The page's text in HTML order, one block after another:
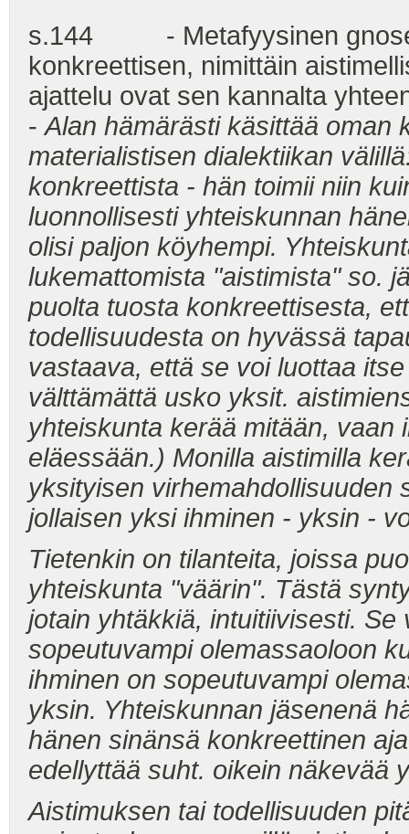
s.144 - Metafyysinen
konkreettisen, nimittäin
ajattelu ovat sen kannalta
-Alan hämärästi käsittää oman
materialistisen dialektiikan
konkreettista - hän toimii niin
luonnollisesti yhteiskunnan
olisi paljon köyhempi.
lukemattomista "aistimista" so.
puolta tuosta konkreettisesta,
todellisuudesta on hyvässä
vastaava, että se voi luottaa
välttämättä usko yksit.
yhteiskunta kerää mitään, vaan
eläessään.) Monilla aistimilla
yksityisen virhemahdollisuuden
jollaisen yksi ihminen - yksin -
Tietenkin on tilanteita, joissa
yhteiskunta "väärin". Tästä
jotain yhtäkkiä, intuitiivisesti.
sopeutuvampi olemassaoloon
ihminen on sopeutuvampi
yksin. Yhteiskunnan jäsenenä
hänen sinänsä konkreettinen
edellyttää suht. oikein näkevää
Aistimuksen tai todellisuuden